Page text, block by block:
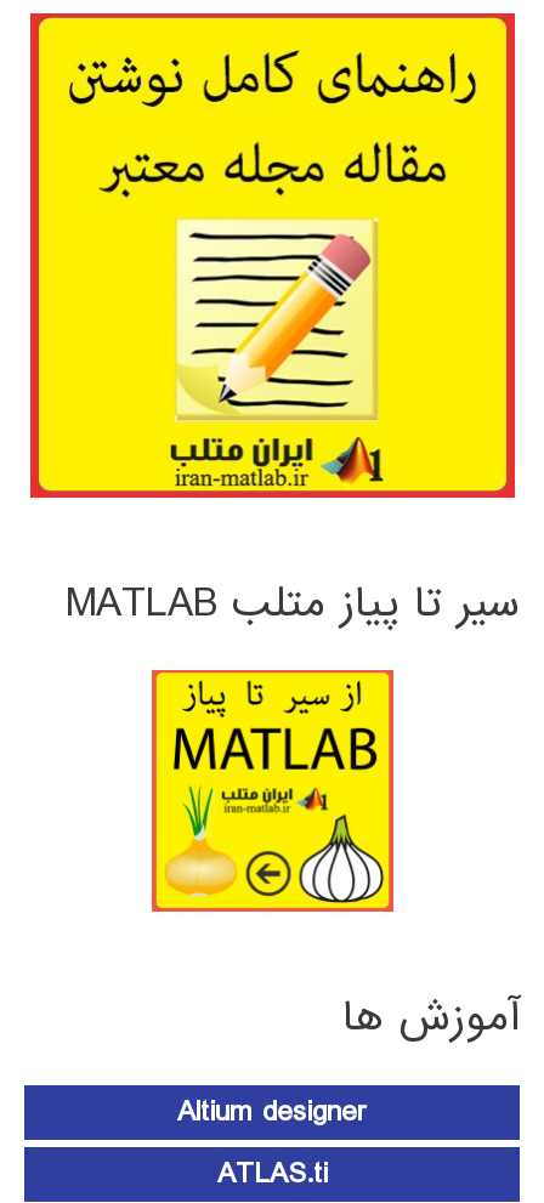
سیر تا پیاز متلب MATLAB
آموزش ها
Altium designer
ATLAS.ti